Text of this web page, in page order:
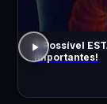
É Possível
Importantes!